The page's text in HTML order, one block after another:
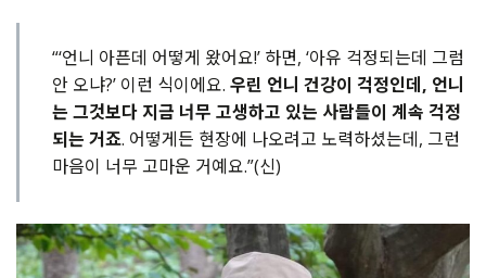
“‘언니 아픈데 어떻게 왔어요!’ 하면, ‘아유 걱정되는데 그럼
안 오냐?’ 이런 식이에요. 우린 언니 건강이 걱정인데, 언니
는 그것보다 지금 너무 고생하고 있는 사람들이 계속 걱정
되는 거죠. 어떻게든 현장에 나오려고 노력하셨는데, 그런
마음이 너무 고마운 거예요.”(신)